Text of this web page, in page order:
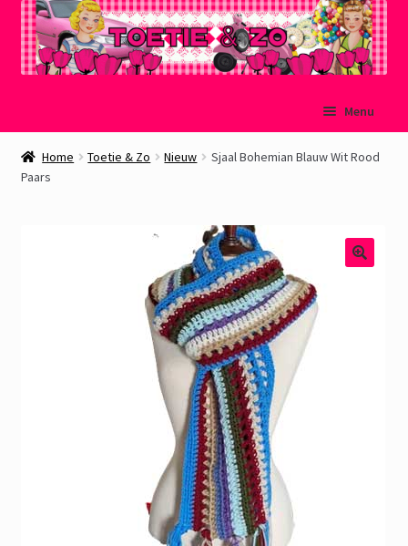
naar
navigatie
de
inhoud
Menu
Welkom
Home Toetie & Zo Nieuw
Sjaal Bohemian Blauw Wit Rood
Paars